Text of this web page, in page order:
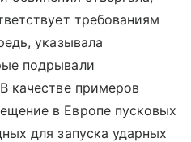
требованиям
указывала
подрывали
качестве примеров
в Европе пусковых
для запуска ударных